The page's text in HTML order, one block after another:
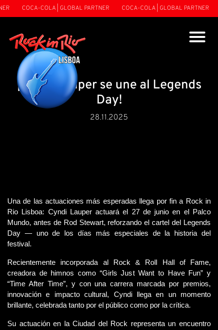
COCA-COLA | GLOBAL PARTNER COCA-COLA | GLOBAL PARTNER
¡Cyndi Lauper se une al Legends
Day!
28.11.2025
Una de las actuaciones más esperadas llega por fin a Rock in
Rio Lisboa: Cyndi Lauper actuará el 27 de junio en el Palco
Mundo, antes de Rod Stewart, reforzando el cartel del Legends
Day — uno de los días más especiales de la historia del
festival.
Recientemente incorporada al Rock & Roll Hall of Fame,
creadora de himnos como “Girls Just Want to Have Fun” y
“Time After Time”, y con una carrera marcada por premios,
innovación e impacto cultural, Cyndi llega en un momento
brillante, celebrada tanto por el público como por la crítica.
Su actuación en la Ciudad del Rock representa un encuentro